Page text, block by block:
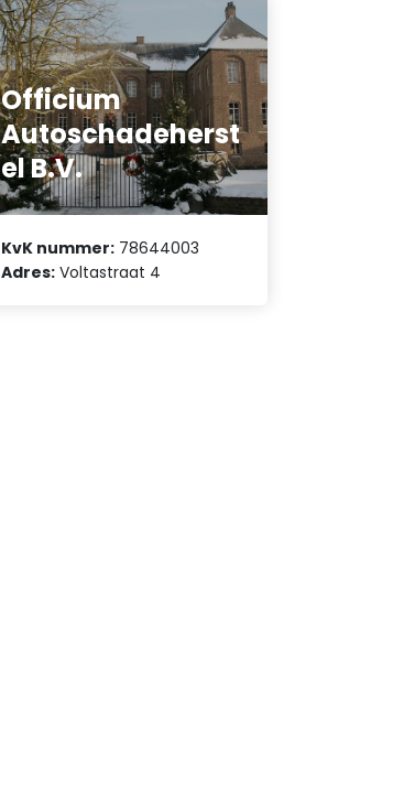
Officium
Autoschadeherst
el B.V.
KvK nummer: 78644003
Adres: Voltastraat 4